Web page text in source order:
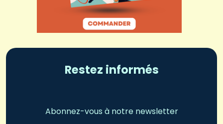
Restez informés
Abonnez-vous à notre newsletter